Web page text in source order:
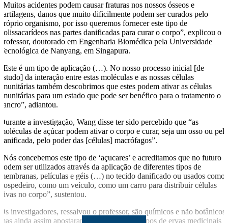
“Muitos acidentes podem causar fraturas nos nossos ósseos e
cartilagens, danos que muito dificilmente podem ser curados pelo
próprio organismo, por isso queremos fornecer este tipo de
polissacarídeos nas partes danificadas para curar o corpo”, explicou o
professor, doutorado em Engenharia Biomédica pela Universidade
Tecnológica de Nanyang, em Singapura.
“Este é um tipo de aplicação (…). No nosso processo inicial [de
estudo] da interação entre estas moléculas e as nossas células
imunitárias também descobrimos que estes podem ativar as células
imunitárias para um estado que pode ser benéfico para o tratamento o
cancro”, adiantou.
Durante a investigação, Wang disse ter sido percebido que “as
moléculas de açúcar podem ativar o corpo e curar, seja um osso ou pele
danificada, pelo poder das [células] macrófagos”.
“Nós concebemos este tipo de ‘açucares’ e acreditamos que no futuro
podem ser utilizados através da aplicação de diferentes tipos de
membranas, películas e géis (…) no tecido danificado ou usados como
hospedeiro, como um veículo, como um carro para distribuir células
vivas no corpo”, sustentou.
Os investigadores, ressalvou o professor, são químicos e não botânicos,
mas ainda assim apostaram na análise de 21 tipos de ervas medicinais